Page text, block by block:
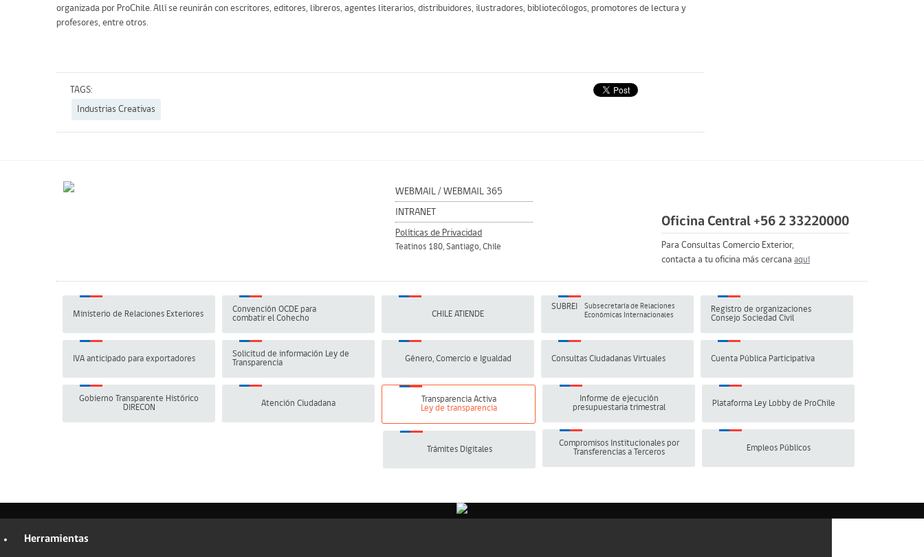
organizada por ProChile. Allí se reunirán con escritores, editores, libreros, agentes literarios, distribuidores, ilustradores, bibliotecólogos, promotores de lectura y
profesores, entre otros.
TAGS:
Industrias Creativas
Oficina Central +56 2 33220000
Para Consultas Comercio Exterior,
contacta a tu oficina más cercana aquí
WEBMAIL /WEBMAIL 365
INTRANET
Políticas de Privacidad
Teatinos 180, Santiago, Chile
Ministerio de Relaciones Exteriores
Convención OCDE para
combatir el Cohecho
CHILE ATIENDE
SUBREI
Subsecretaría de Relaciones
Económicas Internacionales
Registro de organizaciones
Consejo Sociedad Civil
IVA anticipado para exportadores
Solicitud de información Ley de
Transparencia
Género, Comercio e Igualdad Consultas Ciudadanas Virtuales Cuenta Pública Participativa
Gobierno Transparente Histórico
DIRECON
Atención Ciudadana
Transparencia Activa
Ley de transparencia
Informe de ejecución
presupuestaria trimestral
Plataforma Ley Lobby de ProChile
Empleos Públicos
Compromisos Institucionales por
Transferencias a Terceros
Trámites Digitales
Herramientas